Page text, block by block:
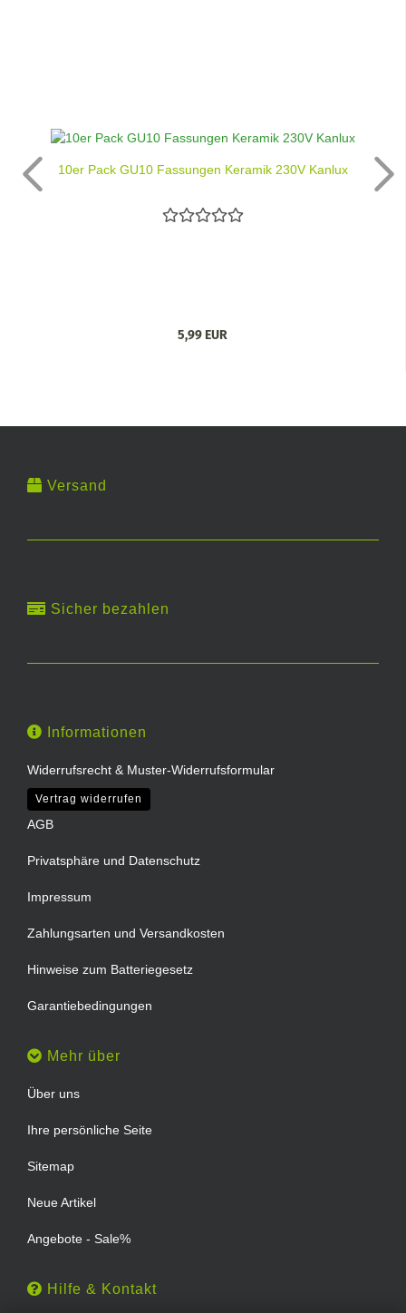
10er Pack GU10 Fassungen Keramik 230V Kanlux
5,99 EUR
Versand
Sicher bezahlen
Informationen
Widerrufsrecht & Muster-Widerrufsformular
Vertrag widerrufen
AGB
Privatsphäre und Datenschutz
Impressum
Zahlungsarten und Versandkosten
Hinweise zum Batteriegesetz
Garantiebedingungen
Mehr über
Über uns
Ihre persönliche Seite
Sitemap
Neue Artikel
Angebote - Sale%
Hilfe & Kontakt